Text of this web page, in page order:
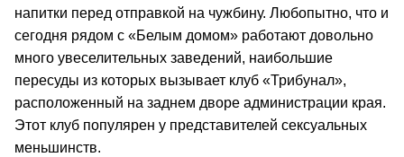
напитки перед отправкой на чужбину. Любопытно, что и
сегодня рядом с «Белым домом» работают довольно
много увеселительных заведений, наибольшие
пересуды из которых вызывает клуб «Трибунал»,
расположенный на заднем дворе администрации края.
Этот клуб популярен у представителей сексуальных
меньшинств.